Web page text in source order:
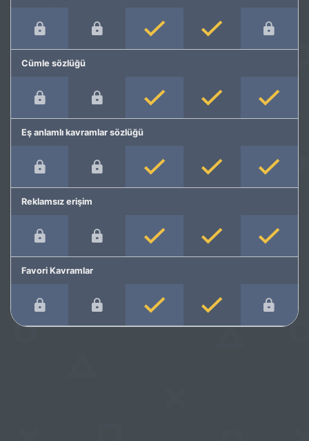
Cümle sözlüğü
Eş anlamlı kavramlar sözlüğü
Reklamsız erişim
Favori Kavramlar